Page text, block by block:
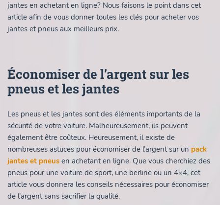
jantes en achetant en ligne? Nous faisons le point dans cet
article afin de vous donner toutes les clés pour acheter vos
jantes et pneus aux meilleurs prix.
Économiser de l’argent sur les
pneus et les jantes
Les pneus et les jantes sont des éléments importants de la
sécurité de votre voiture. Malheureusement, ils peuvent
également être coûteux. Heureusement, il existe de
nombreuses astuces pour économiser de l’argent sur un pack
jantes et pneus en achetant en ligne. Que vous cherchiez des
pneus pour une voiture de sport, une berline ou un 4×4, cet
article vous donnera les conseils nécessaires pour économiser
de l’argent sans sacrifier la qualité.